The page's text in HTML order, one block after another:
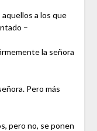
a los que
–
la señora
Pero más
pero no, se ponen